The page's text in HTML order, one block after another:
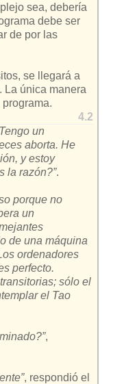
sea, debería
debe ser
de por las
se llegará a
La única manera
4.2
un
aborta. He
y estoy
la razón?”.
porque no
un
de una máquina
ordenadores
perfecto.
sólo el
el Tao
,
, respondió el